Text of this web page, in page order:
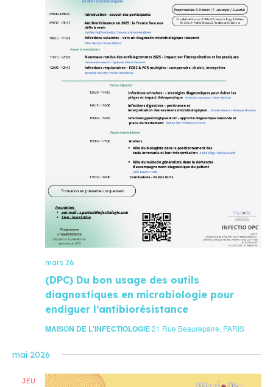
(DPC) Du bon usage des outils
diagnostiques en microbiologie pour
endiguer l’antibiorésistance
mars 26
MAISON DE L'INFECTIOLOGIE21 Rue Beaurepaire, PARIS
mai 2026
JEU